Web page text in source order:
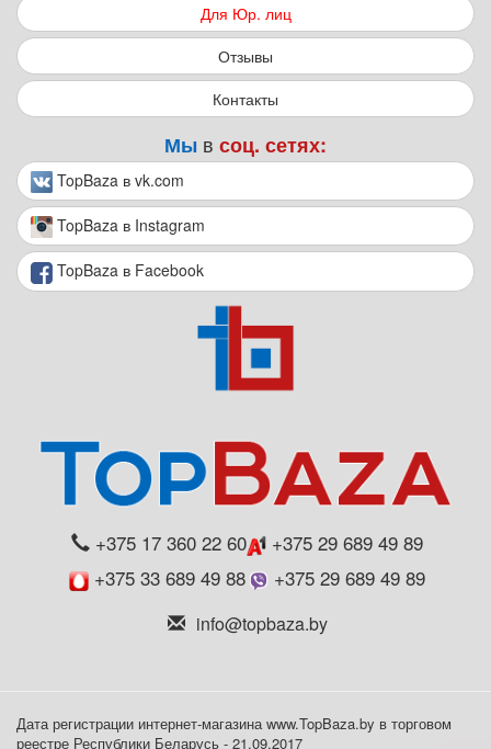
Для Юр. лиц
Отзывы
Контакты
Мы в соц. сетях:
TopBaza в vk.com
TopBaza в Instagram
TopBaza в Facebook
+375 17 360 22 60
+375 29 689 49 89
+375 33 689 49 88
+375 29 689 49 89
info@topbaza.by
Дата регистрации интернет-магазина www.TopBaza.by в торговом
реестре Республики Беларусь - 21.09.2017